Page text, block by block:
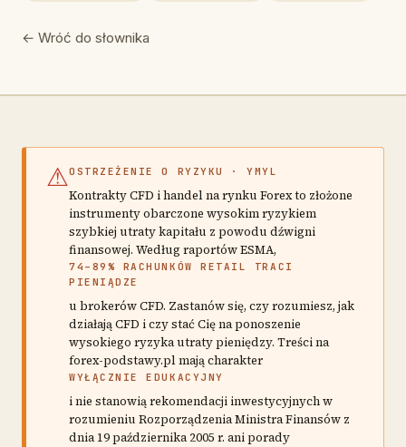
← Wróć do słownika
⚠OSTRZEŻENIE O RYZYKU · YMYL
Kontrakty CFD i handel na rynku Forex to złożone
instrumenty obarczone wysokim ryzykiem
szybkiej utraty kapitału z powodu dźwigni
finansowej. Według raportów ESMA,
74–89% RACHUNKÓW RETAIL TRACI
PIENIĄDZE
u brokerów CFD. Zastanów się, czy rozumiesz, jak
działają CFD i czy stać Cię na ponoszenie
wysokiego ryzyka utraty pieniędzy. Treści na
forex-podstawy.pl mają charakter
WYŁĄCZNIE EDUKACYJNY
i nie stanowią rekomendacji inwestycyjnych w
rozumieniu Rozporządzenia Ministra Finansów z
dnia 19 października 2005 r. ani porady